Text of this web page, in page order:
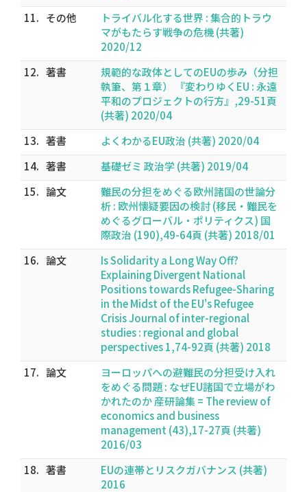
11. その他
トライバル化する世界 : 集合的トラウ
マがもたらす戦争の危機 (共著)
2020/12
12. 著書
規範的な政体としてのEUの歩み（分担
執筆、第１章） 『変わりゆくEU : 永遠
平和のプロジェクトの行方』,29-51頁
(共著) 2020/04
13. 著書
よくわかるEU政治 (共著) 2020/04
14. 著書
基礎ゼミ 政治学 (共著) 2019/04
15. 論文
難民の分担をめぐる欧州諸国の世論分
析 : 欧州懐疑要因の検討 (移民・難民を
めぐるグローバル・ポリティクス) 国
際政治 (190),49-64頁 (共著) 2018/01
16. 論文
Is Solidarity a Long Way Off?
Explaining Divergent National
Positions towards Refugee-Sharing
in the Midst of the EU's Refugee
Crisis Journal of inter-regional
studies : regional and global
perspectives 1,74-92頁 (共著) 2018
17. 論文
ヨーロッパへの避難民の分担受け入れ
をめぐる問題 : なぜEU諸国で立場がわ
かれたのか 産研論集 = The review of
economics and business
management (43),17-27頁 (共著)
2016/03
18. 著書
EUの連帯とリスクガバナンス (共著)
2016